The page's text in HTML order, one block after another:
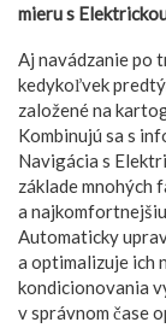
mieru s
Aj navádzanie po
kedykoľvek
založené na
Kombinujú sa s
Navigácia s
základe mnohých
a
Automaticky
a optimalizuje ich
kondicionovania
v správnom čase